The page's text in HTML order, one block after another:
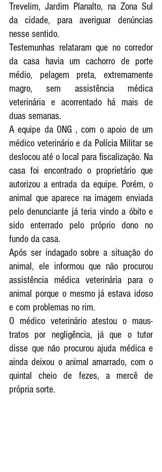
Trevelim, Jardim Planalto, na Zona Sul
da cidade, para averiguar denúncias
nesse sentido.
Testemunhas relataram que no corredor
da casa havia um cachorro de porte
médio, pelagem preta, extremamente
magro, sem assistência médica
veterinária e acorrentado há mais de
duas semanas.
A equipe da ONG , com o apoio de um
médico veterinário e da Polícia Militar se
deslocou até o local para fiscalização. Na
casa foi encontrado o proprietário que
autorizou a entrada da equipe. Porém, o
animal que aparece na imagem enviada
pelo denunciante já teria vindo a óbito e
sido enterrado pelo próprio dono no
fundo da casa.
Após ser indagado sobre a situação do
animal, ele informou que não procurou
assistência médica veterinária para o
animal porque o mesmo já estava idoso
e com problemas no rim.
O médico veterinário atestou o maus-
tratos por negligência, já que o tutor
disse que não procurou ajuda médica e
ainda deixou o animal amarrado, com o
quintal cheio de fezes, a mercê de
própria sorte.